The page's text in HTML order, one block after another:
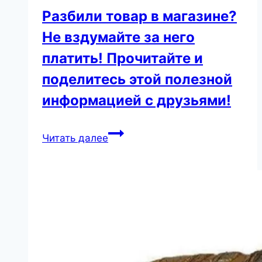
Разбили товар в магазине?
Не вздумайте за него
платить! Прочитайте и
поделитесь этой полезной
информацией с друзьями!
Читать далееРазбили